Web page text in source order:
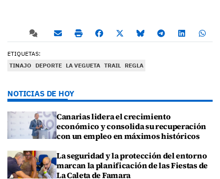
ETIQUETAS:
TINAJO
DEPORTE LA VEGUETA TRAIL REGLA
NOTICIAS DE HOY
Canarias lidera el crecimiento
económico y consolida su recuperación
con un empleo en máximos históricos
La seguridad y la protección del entorno
marcan la planificación de las Fiestas de
La Caleta de Famara